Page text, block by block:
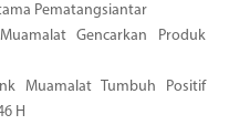
Pematangsiantar
Gencarkan Produk
Muamalat Tumbuh Positif
H